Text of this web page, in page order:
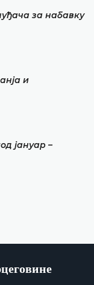
за набавку
и
јануар –